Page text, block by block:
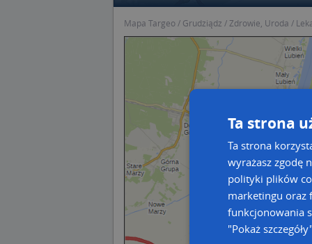
Mapa Targeo Grudziądz Zdrowie, Uroda
Ta strona
Ta strona
wyrażasz zgodę
polityki plików
marketingu oraz
funkcjonowania
"Pokaż szczegóły".